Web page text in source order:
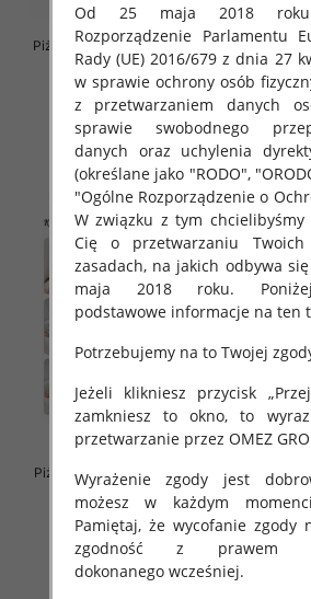
Piżama damska Roz XL-3XL, Mix
kolor Paczka 12 szt
27.00 zł
szczegóły
Piżama damska Roz M/L/XL, Mix
kolor Paczka 12 szt
26.00 zł
szczegóły
Od 25 maja 2018 roku
Rozporządzenie Parlamentu
Rady (UE) 2016/679 z dnia 27
w sprawie ochrony osób
z przetwarzaniem danych
sprawie swobodnego
danych oraz uchylenia
(określane jako "RODO",
"Ogólne Rozporządzenie o
W związku z tym chcielibyśmy
Cię o przetwarzaniu
zasadach, na jakich odbywa
maja 2018 roku.
podstawowe informacje na ten
Potrzebujemy na to Twojej
Jeżeli klikniesz przycisk
zamkniesz to okno, to
przetwarzanie przez OMEZ
Wyrażenie zgody jest
możesz w każdym
Pamiętaj, że wycofanie zgody
zgodność z prawem
dokonanego wcześniej.